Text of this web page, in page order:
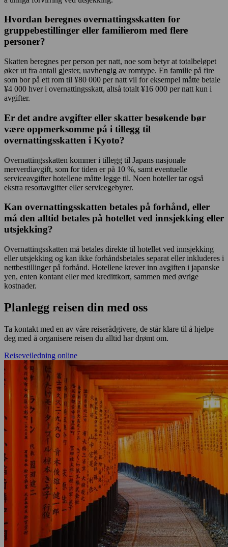
Hvordan beregnes overnattingsskatten for
gruppebestillinger eller familierom med flere
personer?
Skatten beregnes per person per natt, noe som betyr at totalbeløpet
øker ut fra antall gjester, uavhengig av romtype. En familie på fire
som bor på ett rom til ¥80 000 per natt vil for eksempel måtte betale
¥4 000 hver i overnattingsskatt, altså totalt ¥16 000 per natt kun i
avgifter.
Er det andre avgifter eller skatter besøkende bør
være oppmerksomme på i tillegg til
overnattingsskatten i Kyoto?
Overnattingsskatten kommer i tillegg til Japans nasjonale
merverdiavgift, som for tiden er på 10 %, samt eventuelle
serviceavgifter hotellene måtte legge til. Noen hoteller tar også
ekstra resortavgifter eller servicegebyrer.
Kan overnattingsskatten betales på forhånd, eller
må den alltid betales på hotellet ved innsjekking eller
utsjekking?
Overnattingsskatten må betales direkte til hotellet ved innsjekking
eller utsjekking og kan ikke forhåndsbetales separat eller inkluderes i
nettbestillinger på forhånd. Hotellene krever inn avgiften i japanske
yen, enten kontant eller med kredittkort, sammen med øvrige
kostnader.
Planlegg reisen din med oss
Ta kontakt med en av våre reiserådgivere, de står klare til å hjelpe
deg med å organisere reisen du alltid har drømt om.
Reiseveiledning online